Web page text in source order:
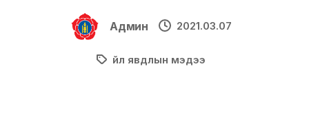
Админ 2021.03.07
Үйл явдлын мэдээ